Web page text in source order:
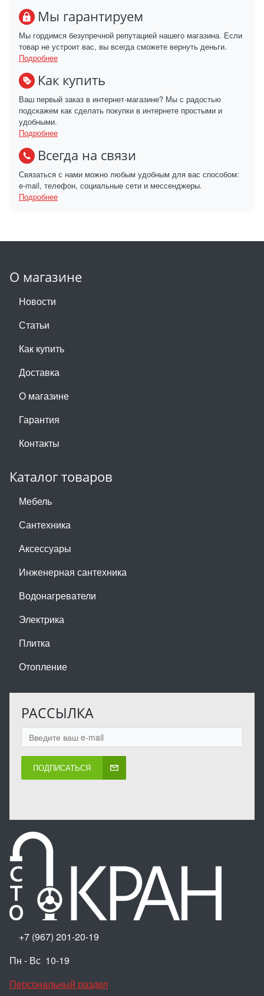
Мы гарантируем
Мы гордимся безупречной репутацией нашего магазина. Если
товар не устроит вас, вы всегда сможете вернуть деньги.
Подробнее
Как купить
Ваш первый заказ в интернет-магазине? Мы с радостью
подскажем как сделать покупки в интернете простыми и
удобными.
Подробнее
Всегда на связи
Связаться с нами можно любым удобным для вас способом:
e-mail, телефон, социальные сети и мессенджеры.
Подробнее
О магазине
Новости
Статьи
Как купить
Доставка
О магазине
Гарантия
Контакты
Каталог товаров
Мебель
Сантехника
Аксессуары
Инженерная сантехника
Водонагреватели
Электрика
Плитка
Отопление
РАССЫЛКА
ПОДПИСАТЬСЯ
+7 (967) 201-20-19
Пн - Вс 10-19
Персональный раздел